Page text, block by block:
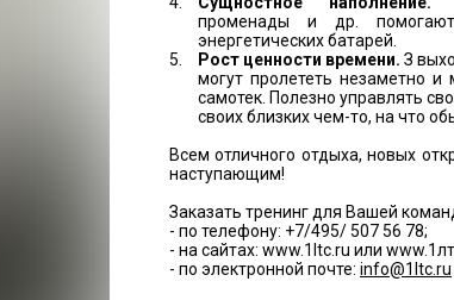
променады и др.
энергетических батарей.
Рост ценности времени. З
могут пролететь незаметно и
самотек. Полезно управлять
своих близких чем-то, на что
Всем отличного отдыха, новых
наступающим!
Заказать тренинг для Вашей
- по телефону: +7/495/ 507 56 78;
- на сайтах: www.1ltc.ru или
- по электронной почте: info@1ltc.ru